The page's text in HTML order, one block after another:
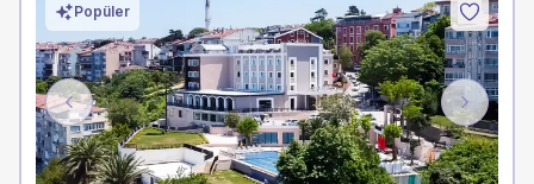
Previous Next
Popüler